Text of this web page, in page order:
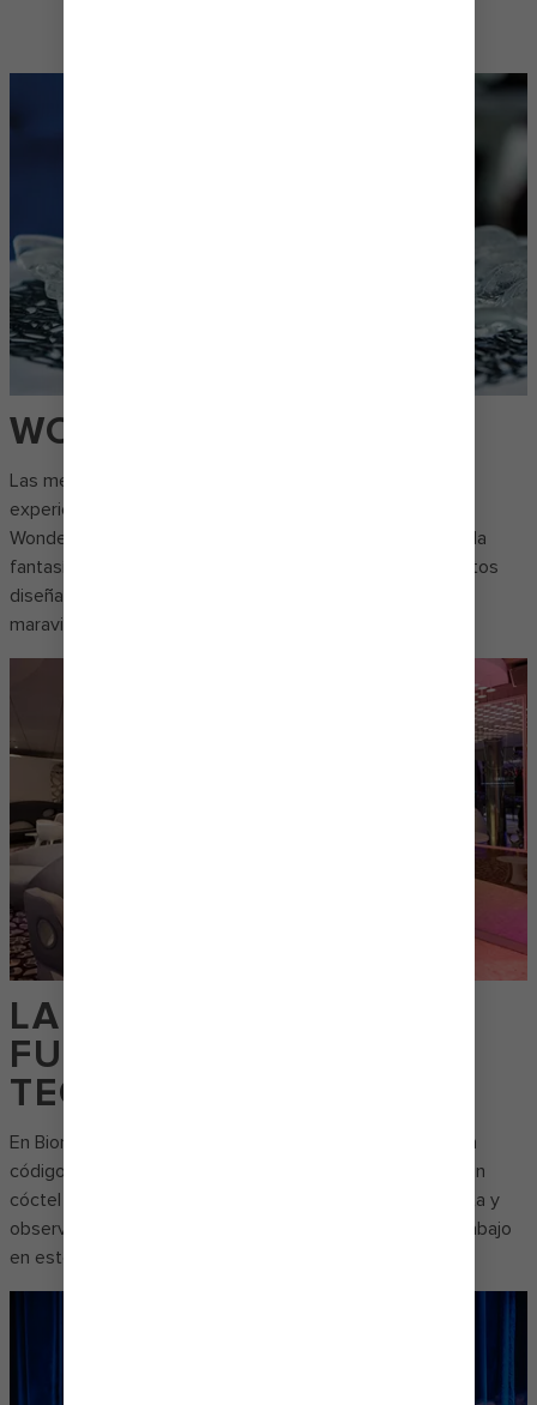
WONDERLAND
Las mejores noches comienzan con una increíble cena y
experiencia gastronómica. Los principales chefs de
Wonderland Imaginative Cuisine atraviesan la línea entre la
fantasía y la realidad al preparar cócteles creativos y platos
diseñados para llevarte a un mundo desconocido de
maravillas.
LA COCTELERÍA SE
FUSIONA CON LA
TECNOLOGÍA
En Bionic Bar, dos bármanes robóticos toman pedidos en
código binario y preparan bebidas a la perfección. Elige un
cóctel especial del menú digital o ingresa tu propia receta y
observa cómo estos rápidos mezcladores realizan su trabajo
en este bar robótico de crucero.